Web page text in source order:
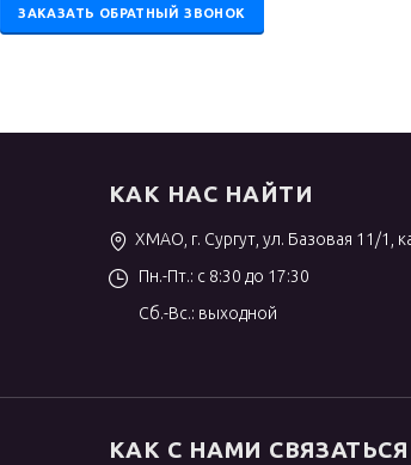
ЗАКАЗАТЬ ОБРАТНЫЙ ЗВОНОК
КАК НАС НАЙТИ
ХМАО, г. Сургут, ул. Базовая 11/1,
Пн.-Пт.: с 8:30 до 17:30
Сб.-Вс.: выходной
КАК С НАМИ СВЯЗАТЬСЯ